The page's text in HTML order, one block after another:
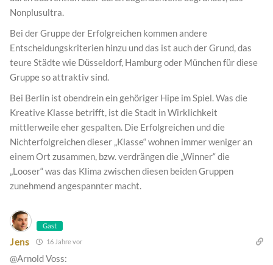
Nonplusultra.
Bei der Gruppe der Erfolgreichen kommen andere
Entscheidungskriterien hinzu und das ist auch der Grund, das
teure Städte wie Düsseldorf, Hamburg oder München für diese
Gruppe so attraktiv sind.
Bei Berlin ist obendrein ein gehöriger Hipe im Spiel. Was die
Kreative Klasse betrifft, ist die Stadt in Wirklichkeit
mittlerweile eher gespalten. Die Erfolgreichen und die
Nichterfolgreichen dieser „Klasse“ wohnen immer weniger an
einem Ort zusammen, bzw. verdrängen die „Winner“ die
„Looser“ was das Klima zwischen diesen beiden Gruppen
zunehmend angespannter macht.
Gast
Jens 16 Jahre vor
@Arnold Voss: